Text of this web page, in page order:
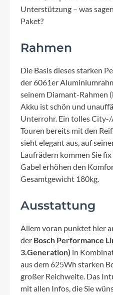
Unterstützung – was
Paket?
Rahmen
Die Basis dieses starken
der 6061er
seinem Diamant-Rahmen
Akku ist schön und
Unterrohr. Ein tolles
Touren bereits mit den
sieht elegant aus, auf
Laufrädern kommen Sie
Gabel erhöhen den
Gesamtgewicht 180kg.
Ausstattung
Allem voran punktet hier
der Bosch Performance
3.Generation) in
aus dem 625Wh starken
großer Reichweite. Das
mit allen Infos, die Sie